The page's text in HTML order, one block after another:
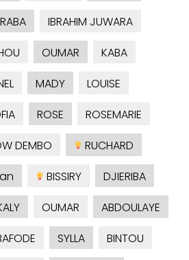
IBRAHIM JUWARA
OUMAR
KABA
MADY
LOUISE
ROSE
ROSEMARIE
DEMBO
RUCHARD
BISSIRY
DJIERIBA
OUMAR
ABDOULAYE
SYLLA
BINTOU